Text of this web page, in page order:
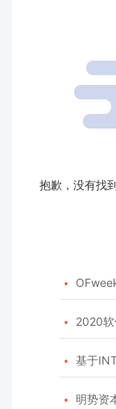
抱歉，没有找

 2020软
 基于
 明势资本